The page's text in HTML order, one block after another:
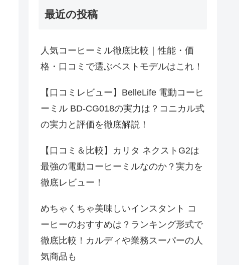
最近の投稿
人気コーヒーミル徹底比較｜性能・価
格・口コミで選ぶベストモデルはこれ！
【口コミレビュー】BelleLife 電動コーヒ
ーミル BD-CG018の実力は？コニカル式
の実力と評価を徹底解説！
【口コミ＆比較】カリタ ネクストG2は
最強の電動コーヒーミルなのか？実力を
徹底レビュー！
めちゃくちゃ美味しいインスタント コ
ーヒーのおすすめは？ランキング形式で
徹底比較！カルディや業務スーパーの人
気商品も